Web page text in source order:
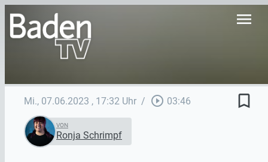
menu
Mi., 07.06.2023 , 17:32 Uhr / play_circle_outline 03:46 bookmark_border
VON
Ronja Schrimpf